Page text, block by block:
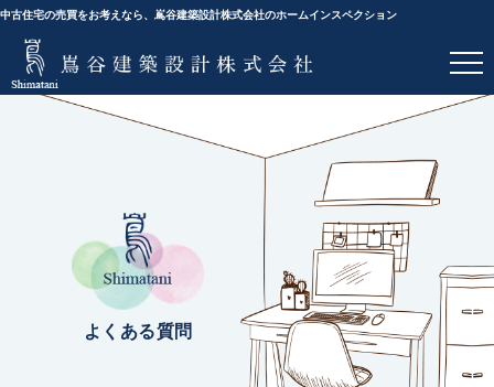
中古住宅の売買をお考えなら、嶌谷建築設計株式会社のホームインスペクション
よくある質問